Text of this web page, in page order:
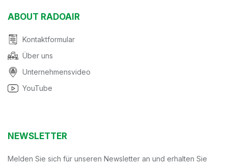
ABOUT RADOAIR
Kontaktformular
Über uns
Unternehmensvideo
YouTube
NEWSLETTER
Melden Sie sich für unseren Newsletter an und erhalten Sie